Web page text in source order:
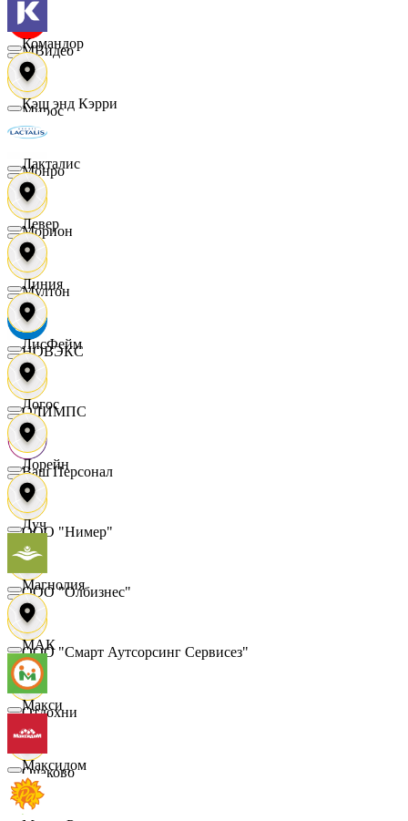
МВидео
Мирос
Монро
Морион
Мултон
НОВЭКС
ОЛИМПС
Ваш Персонал
ООО "Нимер"
ООО "Олбизнес"
ООО "Смарт Аутсорсинг Сервисез"
Отдохни
Очаково
Командор
Кэш энд Кэрри
Лакталис
Левер
Линия
ЛисФейм
Логос
Лорейн
Луч
Магнолия
МАК
Макси
Максидом